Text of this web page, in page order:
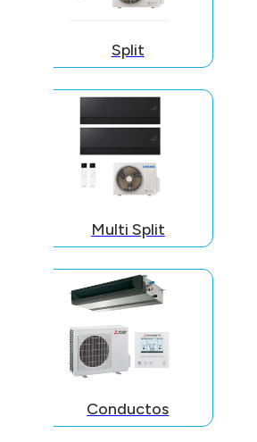
Split
Multi Split
Conductos